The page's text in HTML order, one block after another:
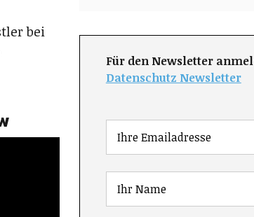
bei
Für den Newsletter
Datenschutz Newsletter